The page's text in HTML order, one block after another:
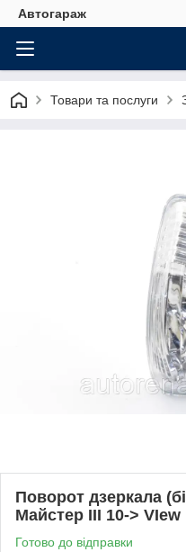
Автогараж
Товари та послуги
Поворот дзеркала
Майстер III 10->
Готово до відправки